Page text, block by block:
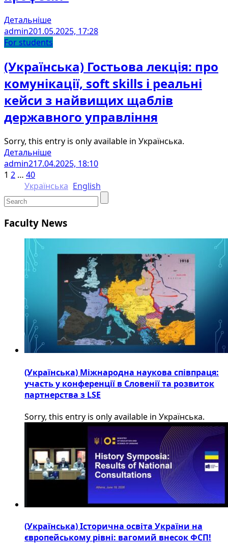
Детальніше
admin201.05.2025, 17:28
For students
(Українська) Гостьова лекція: про
комунікації, soft skills і реальні
кейси з найвищих щаблів
державного управління
Sorry, this entry is only available in Українська.
Детальніше
admin217.04.2025, 18:10
1 2 … 40
Українська English
Faculty News
(Українська) Міжнародна наукова співпраця:
участь у конференції в Словенії та розвиток
партнерства з LSE
Sorry, this entry is only available in Українська.
(Українська) Історична освіта України на
європейському рівні: вагомий внесок ФСП!